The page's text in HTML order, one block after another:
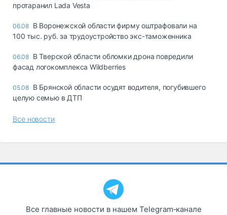
протаранил Lada Vesta
06.08 В Воронежской области фирму оштрафовали на
100 тыс. руб. за трудоустройство экс-таможенника
06.08 В Тверской области обломки дрона повредили
фасад логокомплекса Wildberries
05.08 В Брянской области осудят водителя, погубившего
целую семью в ДТП
Все новости
Все главные новости в нашем Telegram‑канале